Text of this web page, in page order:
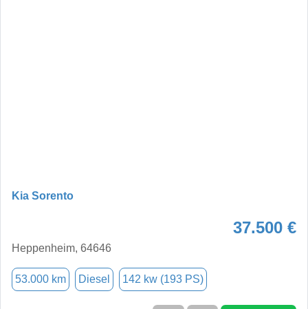
Kia Sorento
37.500 €
Heppenheim, 64646
53.000 km Diesel 142 kw (193 PS)